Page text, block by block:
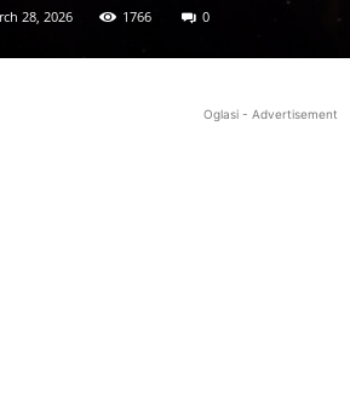
28, 2026 1766 0
Oglasi - Advertisement